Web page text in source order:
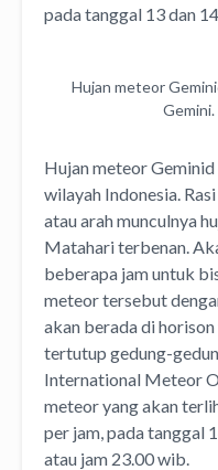
pada tanggal 13 dan
Hujan meteor
Hujan meteor
wilayah Indonesia.
atau arah munculnya
Matahari terbenan.
beberapa jam untuk
meteor tersebut
akan berada di
tertutup gedung-
International Meteor
meteor yang akan
per jam, pada tanggal
atau jam 23.00 wib.